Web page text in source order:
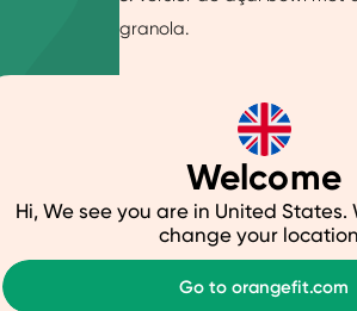
Details
ervaring beter te maken.
website beter afstemmen op jouw
helpen ze ons om onze website
een gepersonaliseerde ervaring te
granola.
Welcome
Hi, We see you are in United
change your
Go to orangefit.com